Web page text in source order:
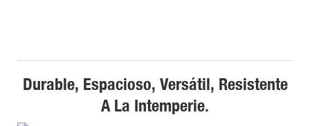
Durable, Espacioso, Versátil, Resistente
A La Intemperie.